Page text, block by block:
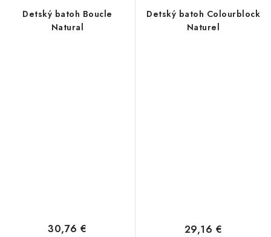
Detský batoh Boucle
Natural
30,76 €
Detský batoh Colourblock
Naturel
29,16 €